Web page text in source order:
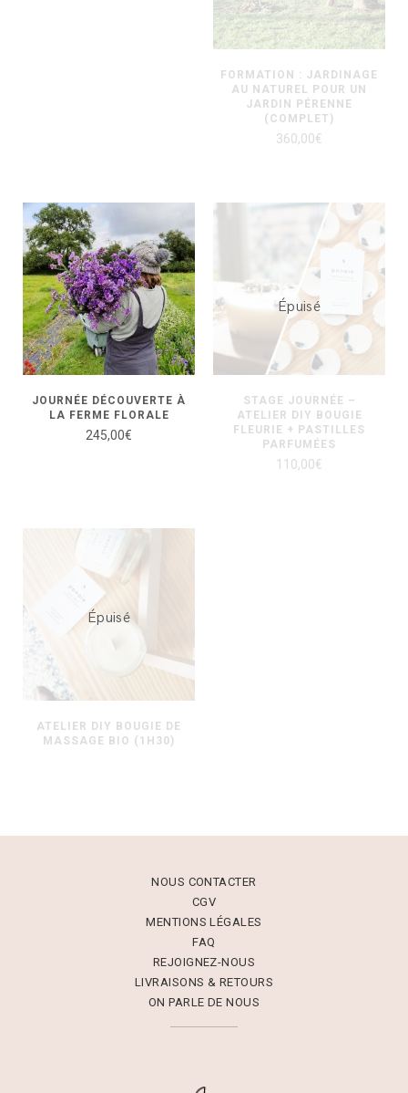
FORMATION : JARDINAGE
AU NATUREL POUR UN
JARDIN PÉRENNE
(COMPLET)
360,00€
JOURNÉE DÉCOUVERTE À
LA FERME FLORALE
245,00€
STAGE JOURNÉE –
ATELIER DIY BOUGIE
FLEURIE + PASTILLES
PARFUMÉES
110,00€
Épuisé
ATELIER DIY BOUGIE DE
MASSAGE BIO (1H30)
Épuisé
NOUS CONTACTER
CGV
MENTIONS LÉGALES
FAQ
REJOIGNEZ-NOUS
LIVRAISONS & RETOURS
ON PARLE DE NOUS